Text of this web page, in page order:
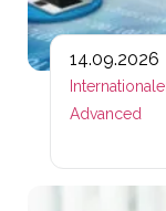
14.09.2026
Advanced